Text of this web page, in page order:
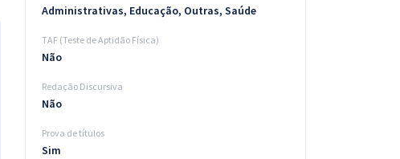
Administrativas, Educação, Outras, Saúde
TAF (Teste de Aptidão Física)
Não
Redação Discursiva
Não
Prova de títulos
Sim